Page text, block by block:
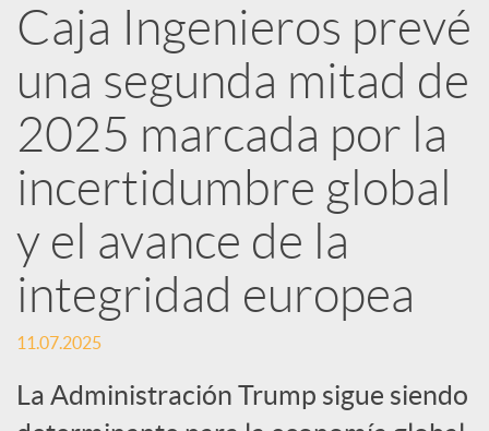
b
l
i
c
a
d
Caja Ingenieros prevé
una segunda mitad de
2025 marcada por la
incertidumbre global
y el avance de la
integridad europea
11.07.2025
La Administración Trump sigue siendo